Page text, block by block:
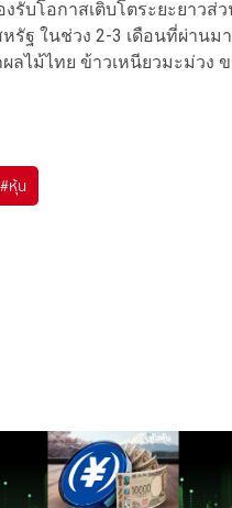
บโอกาสเติบโตระยะยาวส่
รัฐ ในช่วง 2-3 เดือนที่ผ่านม
ลไม้ไทย ข้าวเหนียวมะม่วง
#หุ้น